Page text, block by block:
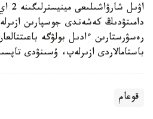
رەسۋرستارىن ءادىل بولۋگە
باستامالاردى ازىرلەپ، ۇسىنۋدى
قوعام